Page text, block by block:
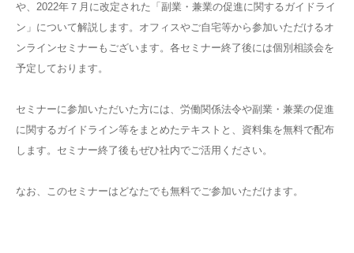
や、2022年７月に改定された「副業・兼業の促進に関するガイドライ
ン」について解説します。オフィスやご自宅等から参加いただけるオ
ンラインセミナーもございます。各セミナー終了後には個別相談会を
予定しております。
セミナーに参加いただいた方には、労働関係法令や副業・兼業の促進
に関するガイドライン等をまとめたテキストと、資料集を無料で配布
します。セミナー終了後もぜひ社内でご活用ください。
なお、このセミナーはどなたでも無料でご参加いただけます。